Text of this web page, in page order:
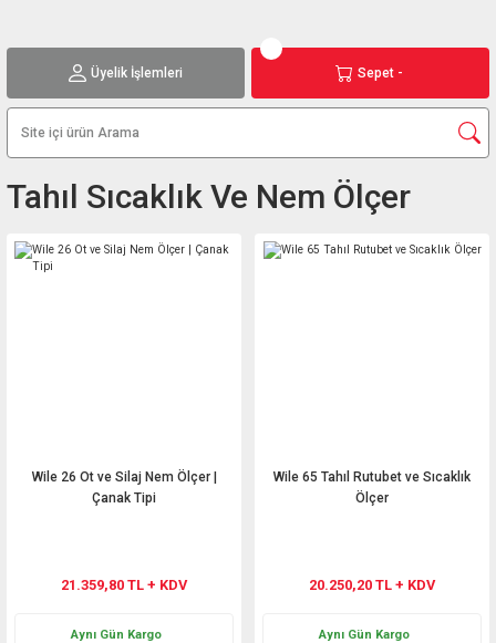
Üyelik İşlemleri Sepet -
Tahıl Sıcaklık Ve Nem Ölçer
Wile 26 Ot ve Silaj Nem Ölçer |
Çanak Tipi
21.359,80 TL + KDV
Aynı Gün Kargo
Wile 65 Tahıl Rutubet ve Sıcaklık
Ölçer
20.250,20 TL + KDV
Aynı Gün Kargo